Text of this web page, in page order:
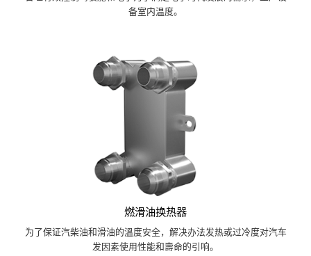
备室内温度。
燃滑油换热器
为了保证汽柴油和滑油的溫度安全，解决办法发热或过冷度对汽车
发因素使用性能和壽命的引响。